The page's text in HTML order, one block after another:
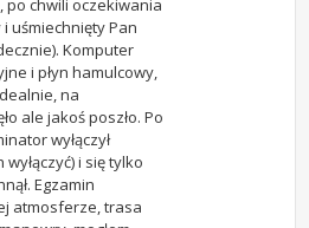
po chwili oczekiwania
uśmiechnięty Pan
Komputer
i płyn hamulcowy,
na
ale jakoś poszło. Po
wyłączył
i się tylko
Egzamin
atmosferze, trasa